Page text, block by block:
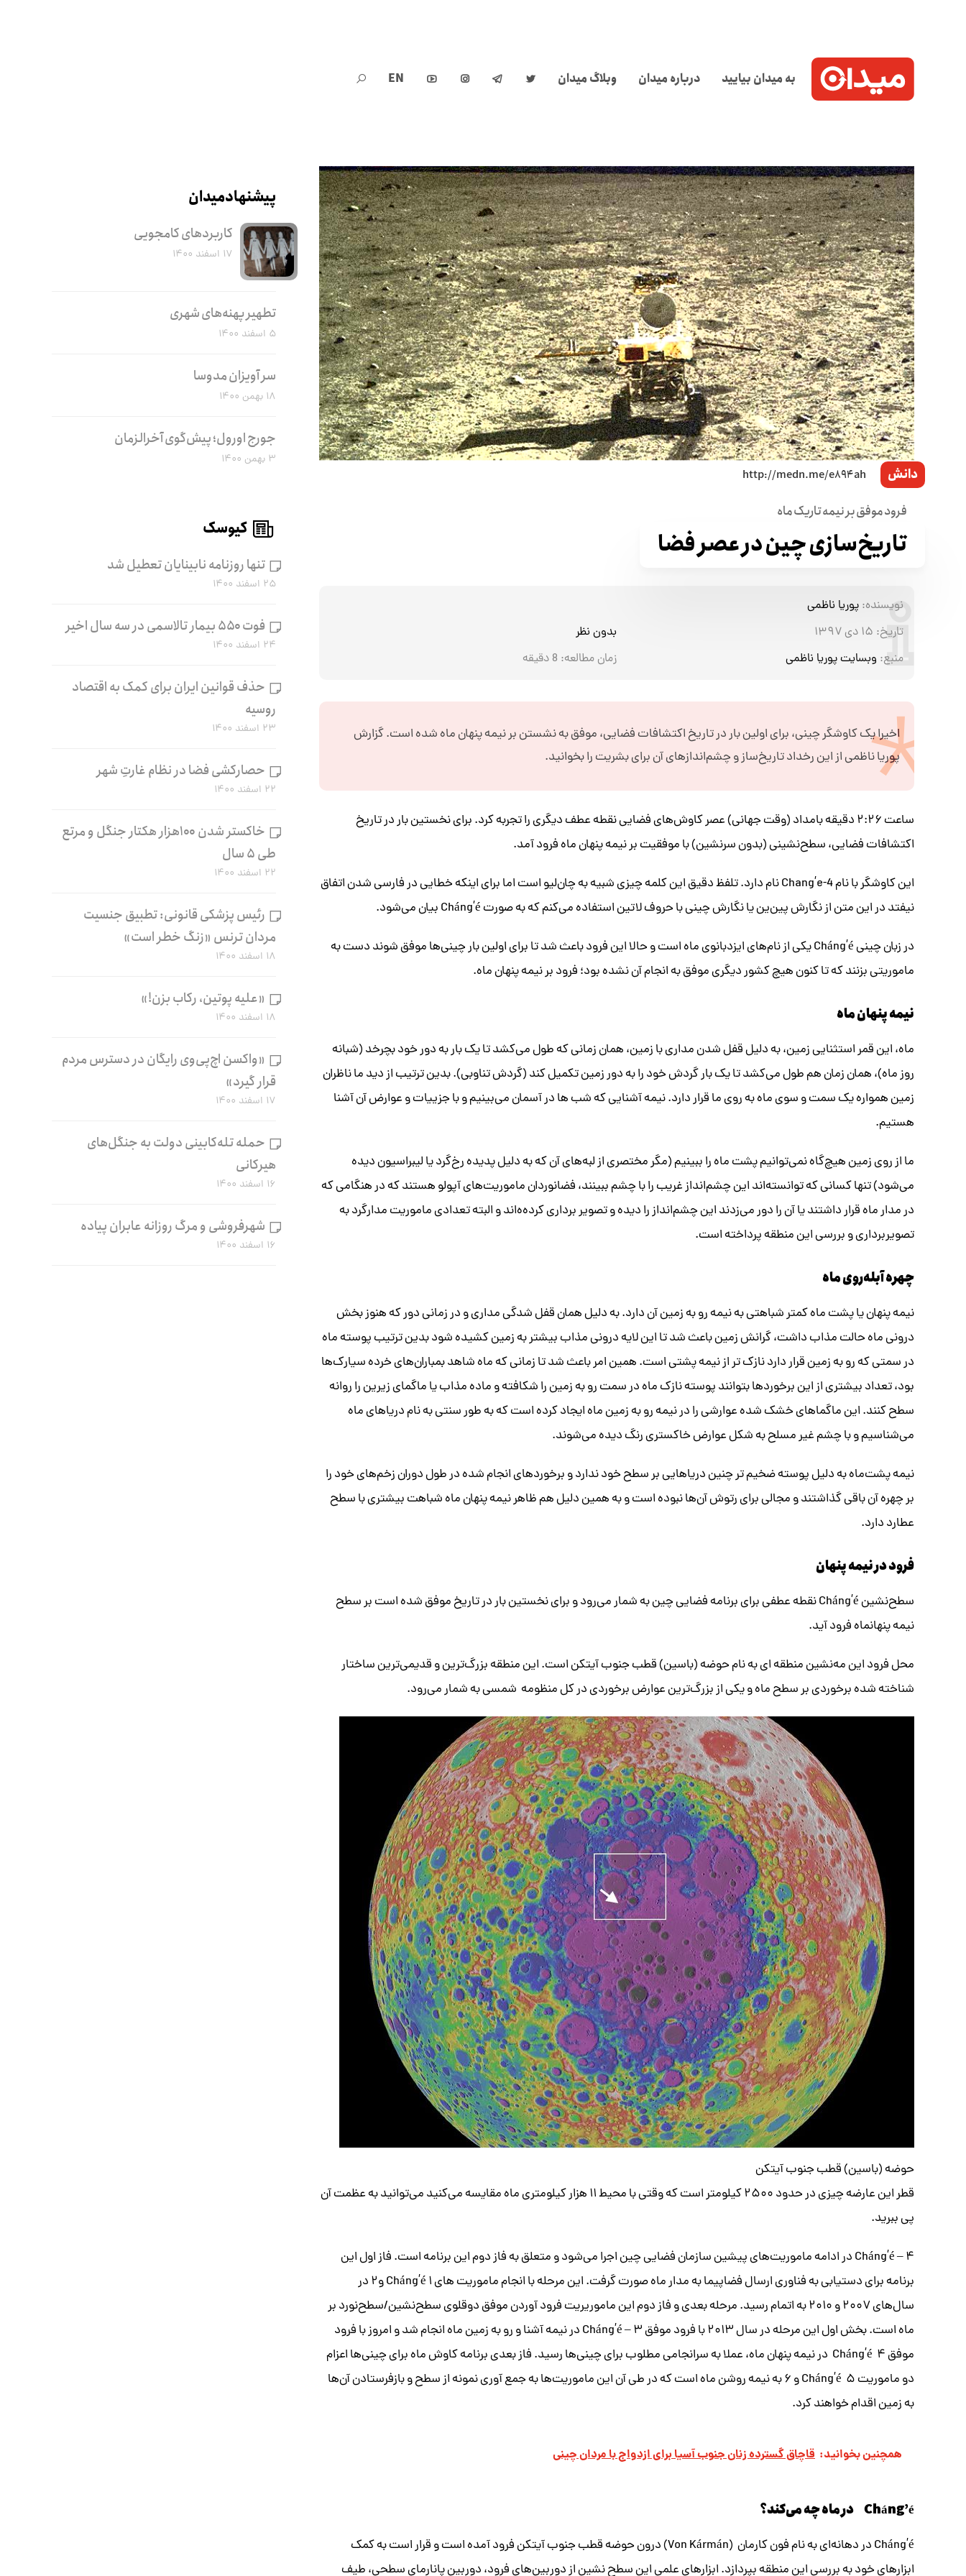
به میدان بیایید درباره میدان وبلاگ میدان 



EN

دانش
فرود موفق بر نیمه تاریک ماه
تاریخ‌سازی چین در عصر فضا
نویسنده: پوریا ناظمی
تاریخ: ۱۵ دی ۱۳۹۷
بدون نظر
منبع: وبسایت پوریا ناظمی زمان مطالعه: 8 دقیقه
اخیرا یک کاوشگر چینی، برای اولین بار در تاریخ اکتشافات فضایی، موفق به نشستن بر نیمه پنهان ماه شده است. گزارش
پوریا ناظمی از این رخداد تاریخ‌ساز و چشم‌اندازهای آن برای بشریت را بخوانید.
ساعت ۲:۲۶ دقیقه بامداد (وقت جهانی) عصر کاوش‌های فضایی نقطه عطف دیگری را تجربه کرد. برای نخستین بار در تاریخ
اکتشافات فضایی، سطح‌نشینی (بدون سرنشین) با موفقیت بر نیمه پنهان ماه فرود آمد.
این کاوشگر با نام Chang’e-4 نام دارد. تلفظ دقیق این کلمه چیزی شبیه به چان‌لیو است اما برای اینکه خطایی در فارسی شدن اتفاق
نیفتد در این متن از نگارش پین‌ین یا نگارش چینی با حروف لاتین استفاده می‌کنم که به صورت Cháng’é بیان می‌شود.
در زبان چینی Cháng’é یکی از نام‌های ایزدبانوی ماه است و حالا این فرود باعث شد تا برای اولین بار چینی‌ها موفق شوند دست به
ماموریتی بزنند که تا کنون هیچ کشور دیگری موفق به انجام آن نشده بود؛ فرود بر نیمه پنهان ماه.
نیمه پنهان ماه
ماه، این قمر استثنایی زمین، به دلیل قفل شدن مداری با زمین، همان زمانی که طول می‌کشد تا یک بار به دور خود بچرخد (شبانه
روز ماه)، همان زمان هم طول می‌کشد تا یک بار گردش خود را به دور زمین تکمیل کند (گردش تناوبی). بدین ترتیب از دید ما ناظران
زمین همواره یک سمت و سوی ماه به روی ما قرار دارد. نیمه آشنایی که شب ها در آسمان می‌بینیم و با جزییات و عوارض آن آشنا
هستیم.
ما از روی زمین هیچ‌گاه نمی‌توانیم پشت ماه را ببینیم (مگر مختصری از لبه‌های آن که به دلیل پدیده رخ‌گرد یا لیبراسیون دیده
می‌شود) تنها کسانی که توانسته‌اند این چشم‌انداز غریب را با چشم ببینند، فضانوردان ماموریت‌های آپولو هستند که در هنگامی که
در مدار ماه قرار داشتند یا آن را دور می‌زدند این چشم‌انداز را دیده‌ و تصویر برداری کرده‌ه‌اند و البته تعدادی ماموریت مدارگرد به
تصویربرداری و بررسی این منطقه پرداخته است.
چهره آبله‌روی ماه
نیمه پنهان یا پشت ماه کمتر شباهتی به نیمه رو به زمین آن دارد. به دلیل همان قفل شدگی مداری و در زمانی دور که هنوز بخش
درونی ماه حالت مذاب داشت، گرانش زمین باعث شد تا این لایه درونی مذاب بیشتر به زمین کشیده شود بدین ترتیب پوسته ماه
در سمتی که رو به زمین قرار دارد نازک تر از نیمه پشتی است. همین امر باعث شد تا زمانی که ماه شاهد بمباران‌های خرده سیارک‌ها
بود، تعداد بیشتری از این برخوردها بتوانند پوسته نازک ماه در سمت رو به زمین را شکافته و ماده مذاب یا ماگمای زیرین را روانه
سطح کنند. این ماگماهای خشک شده عوارشی را در نیمه رو به زمین ماه ایجاد کرده است که به طور سنتی به نام دریاهای ماه
می‌شناسیم و با چشم غیر مسلح به شکل عوارض خاکستری رنگ دیده می‌شوند.
نیمه پشت‌ماه به دلیل پوسته ضخیم تر چنین دریاهایی بر سطح خود ندارد و برخوردهای انجام شده در طول دوران زخم‌های خود را
بر چهره آن باقی گذاشتند و مجالی برای رتوش آن‌ها نبوده است و به همین دلیل هم ظاهر نیمه پنهان ماه شباهت بیشتری با سطح
عطارد دارد.
فرود در نیمه پنهان
سطح‌نشین Cháng’é نقطه عطفی برای برنامه فضایی چین به شمار می‌رود و برای نخستین بار در تاریخ موفق شده است بر سطح
نیمه پنهانماه فرود آید.
محل فرود این مه‌نشین منطقه ای به نام حوضه (باسین) قطب جنوب آیتکن است. این منطقه بزرگ‌ترین و قدیمی‌ترین ساختار
شناخته شده برخوردی بر سطح ماه و یکی از بزرگ‌ترین عوارض برخوردی در کل منظومه شمسی به شمار می‌رود.
حوضه (باسین) قطب جنوب آیتکن
قطر این عارضه چیزی در حدود ۲۵۰۰ کیلومتر است که وقتی با محیط ۱۱ هزار کیلومتری ماه مقایسه می‌کنید می‌توانید به عظمت آن
پی ببرید.
Cháng’é – ۴ در ادامه ماموریت‌های پیشین سازمان فضایی چین اجرا می‌شود و متعلق به فاز دوم این برنامه است. فاز اول این
برنامه برای دستیابی به فناوری ارسال فضاپیما به مدار ماه صورت گرفت. این مرحله با انجام ماموریت های Cháng’é ۱ و۲ در
سال‌های ۲۰۰۷ و ۲۰۱۰ به اتمام رسید. مرحله بعدی و فاز دوم این ماموریریت فرود آوردن موفق دوقلوی سطح‌نشین/سطح‌نورد بر
ماه است. بخش اول این مرحله در سال ۲۰۱۳ با فرود موفق Cháng’é – ۳ در نیمه آشنا و رو به زمین ماه انجام شد و امروز با فرود
موفق Cháng’é ۴ در نیمه پنهان ماه، عملا به سرانجامی مطلوب برای چینی‌ها رسید. فاز بعدی برنامه کاوش ماه برای چینی‌ها اعزام
دو ماموریت Cháng’é ۵ و ۶ به نیمه روشن ماه است که در طی آن این ماموریت‌ها به جمع آوری نمونه از سطح و بازفرستادن آن‌ها
به زمین اقدام خواهند کرد.
همچنین بخوانید: قاچاق گسترده زنان جنوب آسیا برای ازدواج با مردان چینی
Cháng’é در ماه چه می‌کند؟
Cháng’é در دهانه‌ای به نام فون کارمان (Von Kármán) درون حوضه قطب جنوب آیتکن فرود آمده است و قرار است به کمک
ابزارهای خود به بررسی این منطقه بپردازد. ابزارهای علمی این سطح نشین از دوربین‌های فرود، دوربین پانارمای سطحی، طیف
پیشنهاد میدان
کاربرد‌های کامجویی
۱۷ اسفند ۱۴۰۰
تطهیر پهنه‌های شهری
۵ اسفند ۱۴۰۰
سر آویزان مدوسا
۱۸ بهمن ۱۴۰۰
جورج اورول؛ پیش‌گوی آخرالزمان
۳ بهمن ۱۴۰۰
کیوسک
تنها روزنامه نابینایان تعطیل شد
۲۵ اسفند ۱۴۰۰
فوت ۵۵۰ بیمار تالاسمی در سه سال اخیر
۲۴ اسفند ۱۴۰۰
حذف قوانین ایران برای کمک به اقتصاد
روسیه
۲۳ اسفند ۱۴۰۰
حصارکشی فضا در نظام غارتِ شهر
۲۲ اسفند ۱۴۰۰
خاکستر شدن ۱۰۰هزار هکتار جنگل و مرتع
طی ۵ سال
۲۲ اسفند ۱۴۰۰
رئیس پزشکی قانونی: تطبیق جنسیت
مردان ترنس «زنگ خطر است»
۱۸ اسفند ۱۴۰۰
«علیه پوتین، رکاب بزن!»
۱۸ اسفند ۱۴۰۰
«واکسن اچ‌پی‌وی رایگان در دسترس مردم
قرار گیرد»
۱۷ اسفند ۱۴۰۰
حمله تله‌کابینی دولت به جنگل‌های
هیرکانی
۱۶ اسفند ۱۴۰۰
شهرفروشی و مرگ روزانه عابران پیاده
۱۶ اسفند ۱۴۰۰